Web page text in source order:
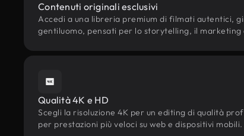
Contenuti originali esclusivi
Accedi a una libreria premium di filmati autentici,
gentiluomo, pensati per lo storytelling, il marketing
Qualità 4K e HD
Scegli la risoluzione 4K per un editing di qualità
per prestazioni più veloci su web e dispositivi mobili.